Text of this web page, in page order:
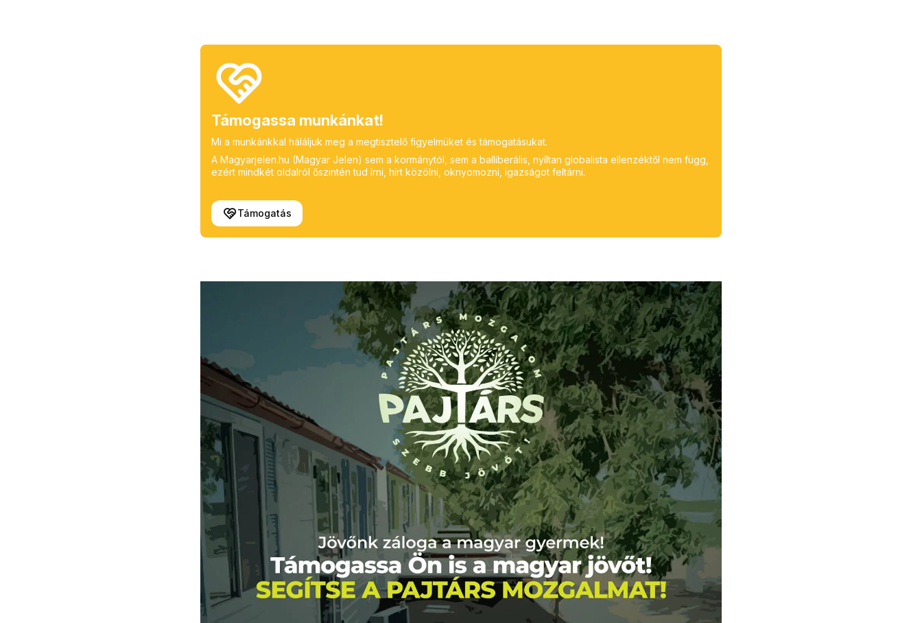
Támogassa munkánkat!
Mi a munkánkkal háláljuk meg a megtisztelő figyelmüket és támogatásukat.
A Magyarjelen.hu (Magyar Jelen) sem a kormánytól, sem a balliberális, nyíltan globalista ellenzéktől nem függ,
ezért mindkét oldalról őszintén tud írni, hírt közölni, oknyomozni, igazságot feltárni.
Támogatás